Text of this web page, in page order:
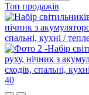
Топ продажів
40